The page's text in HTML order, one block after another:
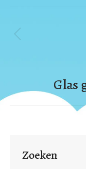
navigation
Glas
Zoeken